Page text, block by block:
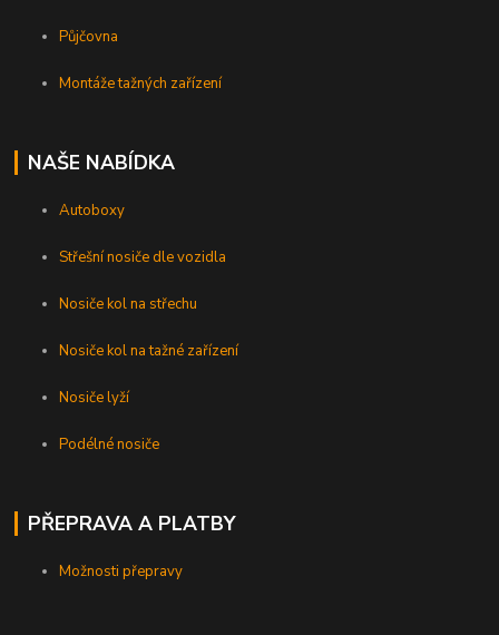
Půjčovna
Montáže tažných zařízení
NAŠE NABÍDKA
Autoboxy
Střešní nosiče dle vozidla
Nosiče kol na střechu
Nosiče kol na tažné zařízení
Nosiče lyží
Podélné nosiče
PŘEPRAVA A PLATBY
Možnosti přepravy